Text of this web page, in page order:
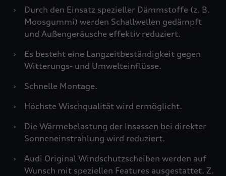
›
Durch den Einsatz spezieller Dämmstoffe (z. B.
Moosgummi) werden Schallwellen gedämpft
und Außengeräusche effektiv reduziert.
›
Es besteht eine Langzeitbeständigkeit gegen
Witterungs- und Umwelteinflüsse.
›
Schnelle Montage.
›
Höchste Wischqualität wird ermöglicht.
›
Die Wärmebelastung der Insassen bei direkter
Sonneneinstrahlung wird reduziert.
›
Audi Original Windschutzscheiben werden auf
Wunsch mit speziellen Features ausgestattet. Z.